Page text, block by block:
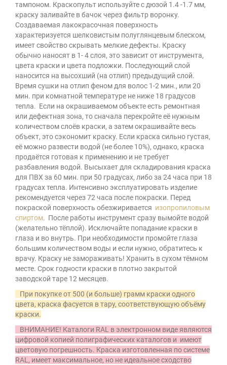
тампоном. Краскопульт используйте с дюзой 1.4 -1.7 мм,
краску заливайте в бачок через фильтр воронку.
Создаваемая лакокрасочная поверхность
характеризуется шелковистым полуглянцевым блеском,
имеет свойство скрывать мелкие дефекты. Краску
обычно наносят в 1- 4 слоя, это зависит от инструмента,
цвета краски и цвета подложки. Последующий слой
наносится на высохший (на отлип) предыдущий слой.
Время сушки на отлип феном для волос 1-2 мин., или 20
мин. при комнатной температуре не ниже 18 градусов
тепла. Если на окрашиваемом объекте есть ремонтная
или дефектная зона, то сначала перекройте её нужным
количеством слоёв краски, а затем окрашивайте весь
объект, это сэкономит краску. Если краска сильно густая,
её можно развести водой (не более 10%), однако, краска
продаётся готовая к применению и не требует
разбавления водой. Высыхает для складирования краска
для ПВХ за 60 мин. при 50 градусах, либо за 24 часа при 18
градусах тепла. Интенсивно эксплуатировать изделие
рекомендуется через 72 часа после покраски. Перед
покраской поверхность обезжиривается изопропиловым
спиртом. После работы инструмент сразу вымойте водой
(желательно тёплой). Исключайте попадание краски в
глаза и во внутрь. При необходимости промойте глаза
большим количеством воды и если нужно, обратитесь к
врачу. Краску не замораживать! Хранить в сухом тёмном
месте. Срок годности краски в плотно закрытой
заводской таре 12 месяцев.
При покупке от 500 (и больше) грамм краски одного
цвета, краска фасуется в тару, соответствующую объёму
краски.
ВНИМАНИЕ! Каталоги RAL в электронном виде являются
цифровой копией полиграфических каталогов и имеют
цветовую погрешность. Краска изготовленная по системе
RAL, имеет максимальное, но не идеальное сходство